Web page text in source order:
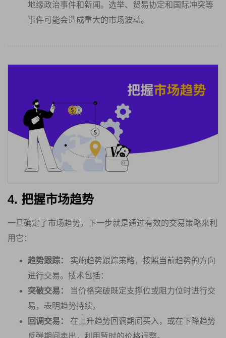
地缘政治事件和新闻。选举、贸易协定和国际冲突等
事件可能会造成重大的市场波动。
4. 把握市场趋势
一旦确定了市场趋势，下一步就是通过有效的交易策略来利
用它：
趋势跟踪：
实施趋势跟踪策略，按照当前趋势的方向
进行交易。技术包括：
突破交易：
当价格突破既定支撑位或阻力位时进行交
易，表明趋势持续。
回调交易：
在上升趋势回调期间买入，或在下降趋势